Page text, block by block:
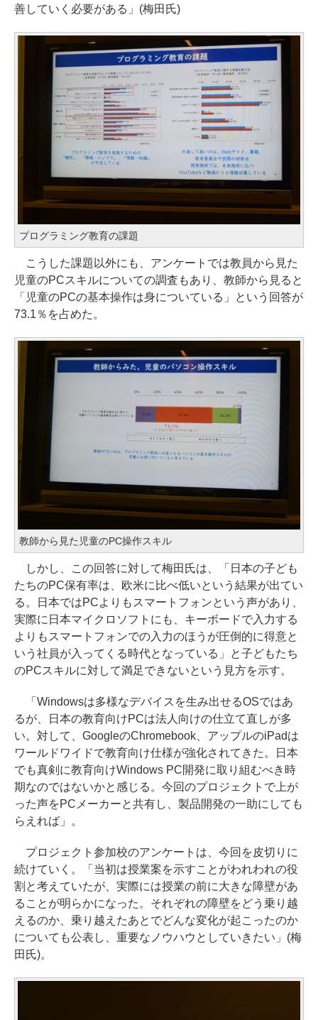
善していく必要がある」(梅田氏)
プログラミング教育の課題
こうした課題以外にも、アンケートでは教員から見た
児童のPCスキルについての調査もあり、教師から見ると
「児童のPCの基本操作は身についている」という回答が
73.1％を占めた。
教師から見た児童のPC操作スキル
しかし、この回答に対して梅田氏は、「日本の子ども
たちのPC保有率は、欧米に比べ低いという結果が出てい
る。日本ではPCよりもスマートフォンという声があり、
実際に日本マイクロソフトにも、キーボードで入力する
よりもスマートフォンでの入力のほうが圧倒的に得意と
いう社員が入ってくる時代となっている」と子どもたち
のPCスキルに対して満足できないという見方を示す。
「Windowsは多様なデバイスを生み出せるOSではあ
るが、日本の教育向けPCは法人向けの仕立て直しが多
い。対して、GoogleのChromebook、アップルのiPadは
ワールドワイドで教育向け仕様が強化されてきた。日本
でも真剣に教育向けWindows PC開発に取り組むべき時
期なのではないかと感じる。今回のプロジェクトで上が
った声をPCメーカーと共有し、製品開発の一助にしても
らえれば」。
プロジェクト参加校のアンケートは、今回を皮切りに
続けていく。「当初は授業案を示すことがわれわれの役
割と考えていたが、実際には授業の前に大きな障壁があ
ることが明らかになった。それぞれの障壁をどう乗り越
えるのか、乗り越えたあとでどんな変化が起こったのか
についても公表し、重要なノウハウとしていきたい」(梅
田氏)。